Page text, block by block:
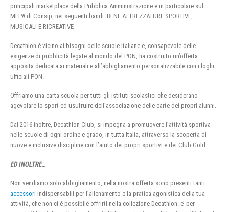
principali marketplace della Pubblica Amministrazione e in particolare sul
MEPA di Consip, nei seguenti bandi: BENI: ATTREZZATURE SPORTIVE,
MUSICALI E RICREATIVE
Decathlon è vicino ai bisogni delle scuole italiane e, consapevole delle
esigenze di pubblicità legate al mondo del PON, ha costruito un’offerta
apposita dedicata ai materiali e all’abbigliamento personalizzabile con i loghi
ufficiali PON.
Offriamo una carta scuola per tutti gli istituti scolastici che desiderano
agevolare lo sport ed usufruire dell’associazione delle carte dei propri alunni.
Dal 2016 inoltre, Decathlon Club, si impegna a promuovere l’attività sportiva
nelle scuole di ogni ordine e grado, in tutta Italia, attraverso la scoperta di
nuove e inclusive discipline con l’aiuto dei propri sportivi e dei Club Gold.
ED INOLTRE…
Non vendiamo solo abbigliamento, nella nostra offerta sono presenti tanti
accessori indispensabili per l’allenamento e la pratica agonistica della tua
attività, che non ci è possibile offrirti nella collezione Decathlon. e’ per